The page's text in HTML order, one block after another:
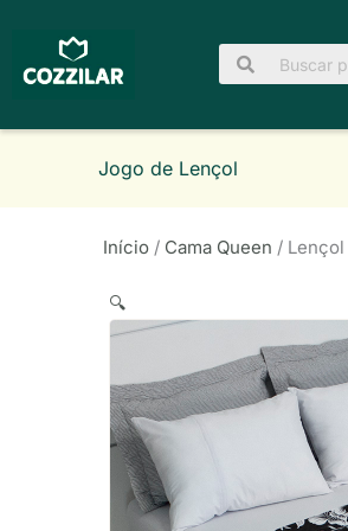
Pesquisar
por:
Jogo de Lençol
Início / Cama Queen /
🔍